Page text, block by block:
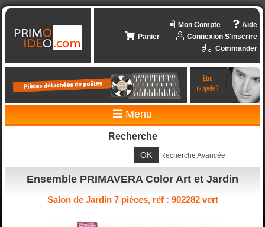
Aide
Mon Compte
Connexion S'inscrire
Panier
Commander
Menu
Recherche
Recherche Avancée
Ensemble PRIMAVERA Color Art et Jardin
Salon de Jardin 7 pièces, réf : 902282 vert